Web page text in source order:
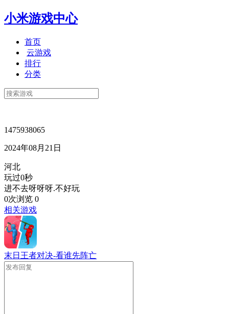
小米游戏中心
首页
云游戏
排行
分类
1475938065
2024年08月21日
河北
玩过0秒
进不去呀呀呀.不好玩
0次浏览 0
相关游戏
末日王者对决-看谁先阵亡